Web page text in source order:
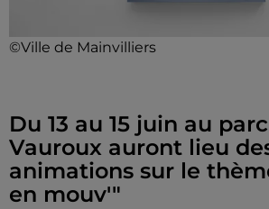
©Ville de Mainvilliers
Du 13 au 15 juin au
Vauroux auront lieu
animations sur le
en mouv'"